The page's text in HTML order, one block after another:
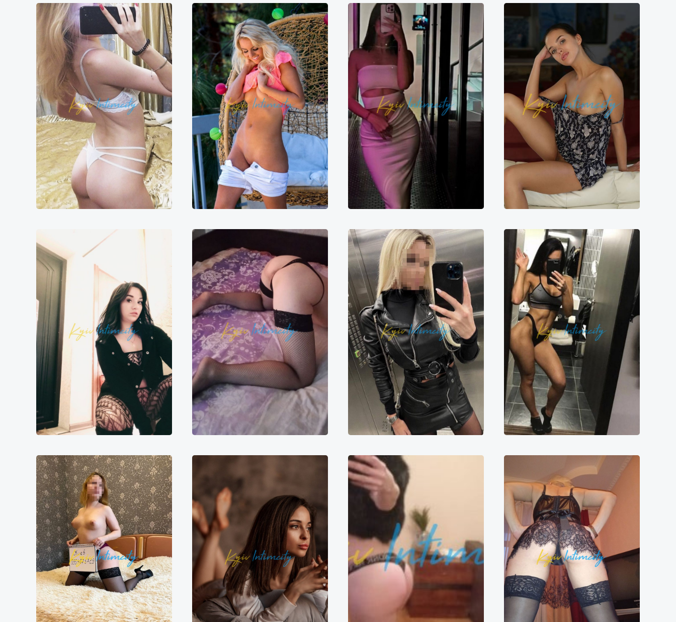
Адель
7000₴ 14000₴
35000₴
Шевченківський
Золоті ворота
Кристина
12000₴ 24000₴
Печерський
Печерська
Кристина
7000₴ 14000₴
Печерський
Полина
8000₴ 16000₴
40000₴
Хрещатик
Inna
12000₴
30000₴
Печерський
Печерська
Настенька
6000₴ 12000₴
30000₴
Оболонський
Мінська
Мари
6000₴ 12000₴
30000₴
Подільський
Печерська
Марина
10000₴ 20000₴
50000₴
Печерський
Печерська
Віка
11000₴ 22000₴
55000₴
Катя
10000₴ 20000₴
50000₴
АлёнкаВипИнди
12000₴
30000₴
Фитоняшка
8000₴ 16000₴
40000₴